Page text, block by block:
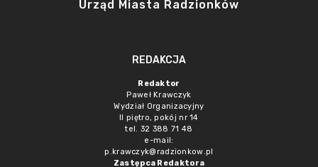
Urząd Miasta Radzionków
REDAKCJA
Redaktor
Paweł Krawczyk
Wydział Organizacyjny
II piętro, pokój nr 14
tel. 32 388 71 48
e-mail:
p.krawczyk@radzionkow.pl
Zastępca Redaktora